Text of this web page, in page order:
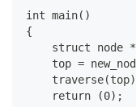
int main()
{
struct node
top =
    return (0);